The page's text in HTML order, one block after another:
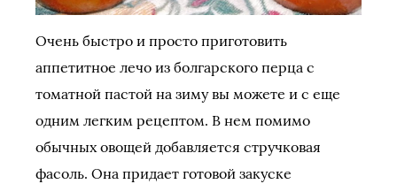
Очень быстро и просто приготовить
аппетитное лечо из болгарского перца с
томатной пастой на зиму вы можете и с еще
одним легким рецептом. В нем помимо
обычных овощей добавляется стручковая
фасоль. Она придает готовой закуске